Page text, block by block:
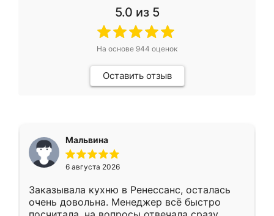
5.0 из 5
На основе 944 оценок
Оставить отзыв
Мальвина
6 августа 2026
Заказывала кухню в Ренессанс, осталась
очень довольна. Менеджер всё быстро